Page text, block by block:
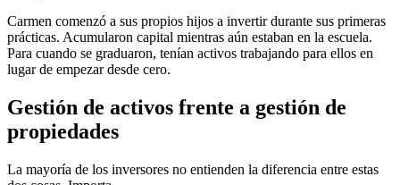
Carmen comenzó a sus propios hijos a invertir durante sus primeras
prácticas. Acumularon capital mientras aún estaban en la escuela.
Para cuando se graduaron, tenían activos trabajando para ellos en
lugar de empezar desde cero.
Gestión de activos frente a gestión de
propiedades
La mayoría de los inversores no entienden la diferencia entre estas